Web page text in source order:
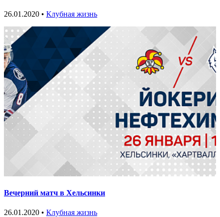
26.01.2020 • Клубная жизнь
Вечерний матч в Хельсинки
26.01.2020 • Клубная жизнь